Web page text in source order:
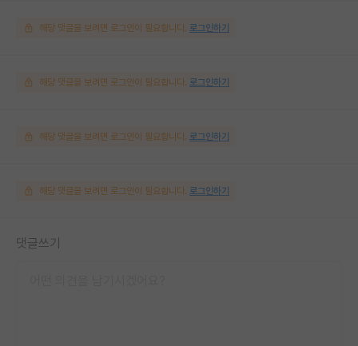
해당 댓글을 보려면 로그인이 필요합니다. 로그인하기
해당 댓글을 보려면 로그인이 필요합니다. 로그인하기
해당 댓글을 보려면 로그인이 필요합니다. 로그인하기
해당 댓글을 보려면 로그인이 필요합니다. 로그인하기
댓글쓰기